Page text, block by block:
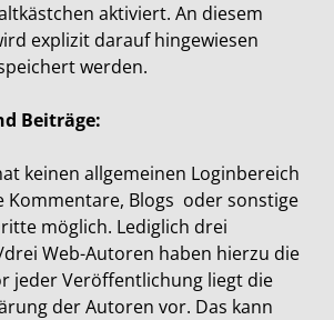
aktiviert. An diesem
explizit darauf hingewiesen
werden.
Beiträge:
keinen allgemeinen Loginbereich
Kommentare, Blogs oder sonstige
möglich. Lediglich drei
Web-Autoren haben hierzu die
jeder Veröffentlichung liegt die
der Autoren vor. Das kann